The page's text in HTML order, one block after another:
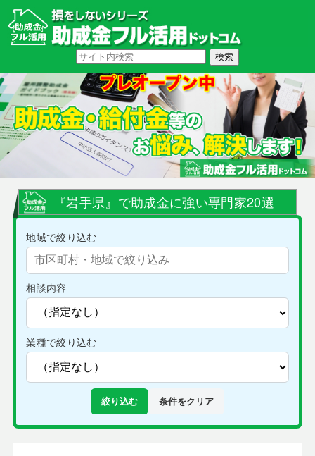
『岩手県』で助成金に強い専門家20選
地域で絞り込む
相談内容
業種で絞り込む
絞り込む 条件をクリア